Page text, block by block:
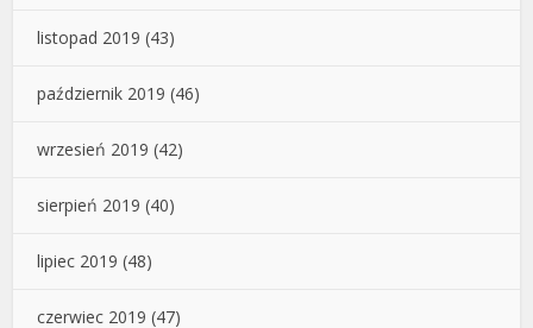
listopad 2019 (43)
październik 2019 (46)
wrzesień 2019 (42)
sierpień 2019 (40)
lipiec 2019 (48)
czerwiec 2019 (47)